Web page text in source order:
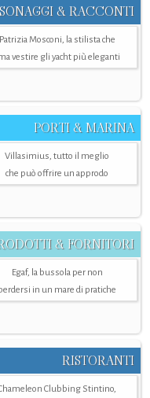
& RACCONTI
Patrizia Mosconi, la stilista che
vestire gli yacht più eleganti
PORTI & MARINA
Villasimius, tutto il meglio
che può offrire un approdo
& FORNITORI
Egaf, la bussola per non
in un mare di pratiche
RISTORANTI
Clubbing Stintino,